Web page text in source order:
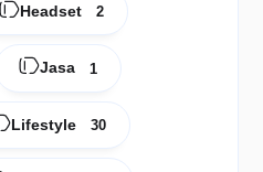
Headset 2
Jasa 1
Lifestyle 30